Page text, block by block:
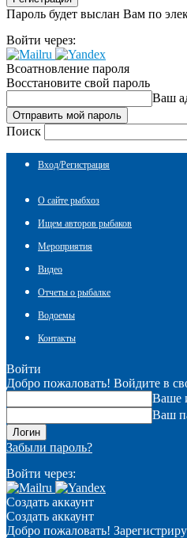
Пароль будет выслан Вам по
Войти через:
Всоатновление пароля
Восстановите свой пароль
Ваш
Поиск
Вход/Регистрация
О сайте рыбхоз
Ищем авторов рыбаков
Мероприятия
Видео
Отчеты о рыбалке
Водоемы
Контакты
Войти
Добро пожаловать! Войдите в
Ваше
Ваш
Забыли пароль?
Войти через:
Создать аккаунт
Создать аккаунт
Добро пожаловать!